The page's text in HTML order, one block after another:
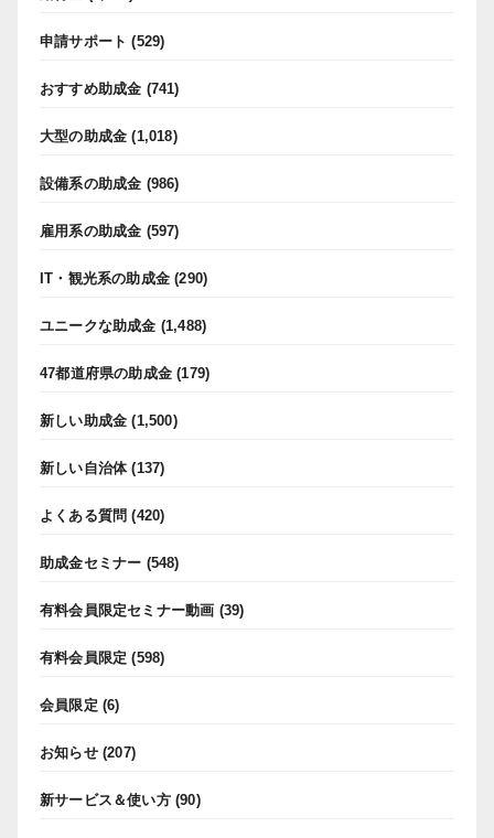
申請サポート (529)
おすすめ助成金 (741)
大型の助成金 (1,018)
設備系の助成金 (986)
雇用系の助成金 (597)
IT・観光系の助成金 (290)
ユニークな助成金 (1,488)
47都道府県の助成金 (179)
新しい助成金 (1,500)
新しい自治体(137)
よくある質問 (420)
助成金セミナー (548)
有料会員限定セミナー動画 (39)
有料会員限定 (598)
会員限定 (6)
お知らせ(207)
新サービス＆使い方(90)